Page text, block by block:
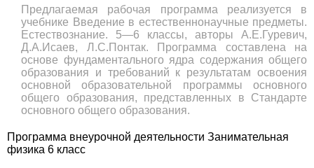
Предлагаемая рабочая программа реализуется в
учебнике Введение в естественнонаучные предметы.
Естествознание. 5—6 классы, авторы А.Е.Гуревич,
Д.А.Исаев, Л.С.Понтак. Программа составлена на
основе фундаментального ядра содержания общего
образования и требований к результатам освоения
основной образовательной программы основного
общего образования, представленных в Стандарте
основного общего образования.
Программа внеурочной деятельности Занимательная
физика 6 класс